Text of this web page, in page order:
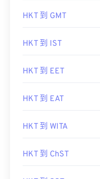
HKT 到 GMT
HKT 到 IST
HKT 到 EET
HKT 到 EAT
HKT 到 WITA
HKT 到 ChST